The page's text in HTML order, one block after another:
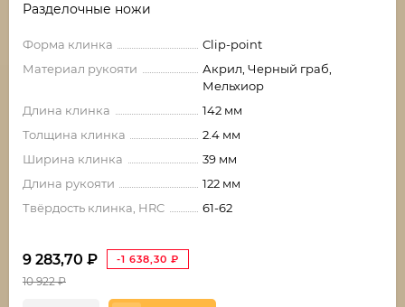
Разделочные ножи
Форма клинка
Clip-point
Материал рукояти
Акрил, Черный граб,
Мельхиор
Длина клинка
142 мм
Толщина клинка
2.4 мм
Ширина клинка
39 мм
Длина рукояти
122 мм
Твёрдость клинка, HRC
61-62
9 283,70 ₽ -1 638,30 ₽
10 922₽